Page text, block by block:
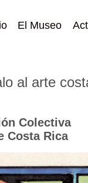
El Museo
al arte
Colectiva
Costa Rica